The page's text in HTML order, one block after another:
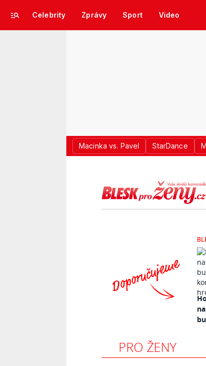
Celebrity Zprávy Sport Video
Macinka vs. Pavel StarDance
LOGO
PRO ŽENY